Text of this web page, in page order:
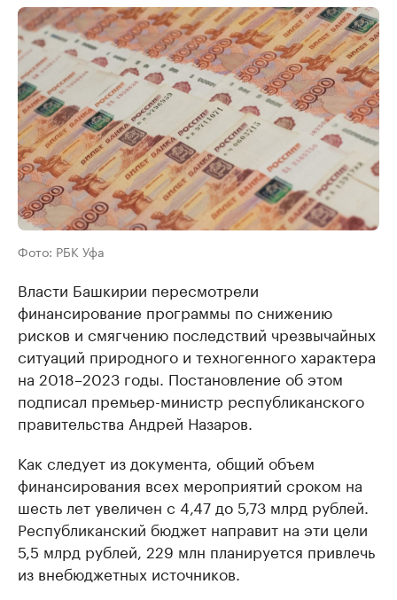
Фото: РБК Уфа
Власти Башкирии пересмотрели
финансирование программы по снижению
рисков и смягчению последствий чрезвычайных
ситуаций природного и техногенного характера
на 2018–2023 годы. Постановление об этом
подписал премьер-министр республиканского
правительства Андрей Назаров.
Как следует из документа, общий объем
финансирования всех мероприятий сроком на
шесть лет увеличен с 4,47 до 5,73 млрд рублей.
Республиканский бюджет направит на эти цели
5,5 млрд рублей, 229 млн планируется привлечь
из внебюджетных источников.